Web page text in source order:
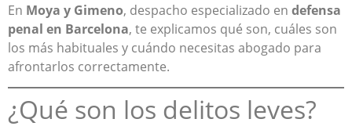
En Moya y Gimeno, despacho especializado en defensa
penal en Barcelona, te explicamos qué son, cuáles son
los más habituales y cuándo necesitas abogado para
afrontarlos correctamente.
¿Qué son los delitos leves?